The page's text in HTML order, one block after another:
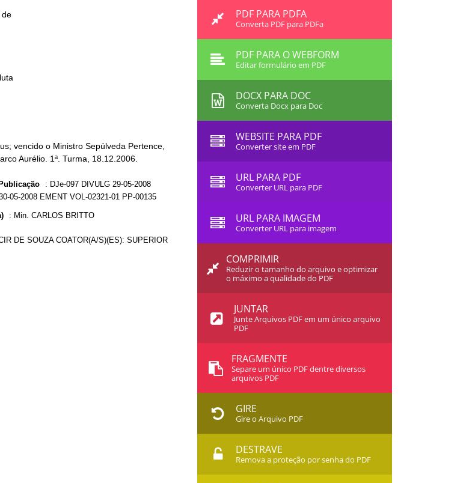
vencido o Ministro Sepúlveda Pertence,
Aurélio. 1ª. Turma, 18.12.2006.
: DJe-097 DIVULG 29-05-2008
05-2008 EMENT VOL-02321-01 PP-00135
: Min. CARLOS BRITTO
DE SOUZA COATOR(A/S)(ES): SUPERIOR
PDF PARA PDFA
Converta PDF para PDFa
PDF PARA O WEBFORM
Editar formulário em PDF
DOCX PARA DOC
Converta Docx para Doc
WEBSITE PARA PDF
Converter site em PDF
URL PARA PDF
Converter URL para PDF
URL PARA IMAGEM
Converter URL para imagem
COMPRIMIR
Reduzir o tamanho do arquivo e optimizar
o máximo a qualidade do PDF
JUNTAR
Junte Arquivos PDF em um único arquivo
PDF
FRAGMENTE
Separe um único PDF dentre diversos
arquivos PDF
GIRE
Gire o Arquivo PDF
DESTRAVE
Remova a proteção por senha do PDF